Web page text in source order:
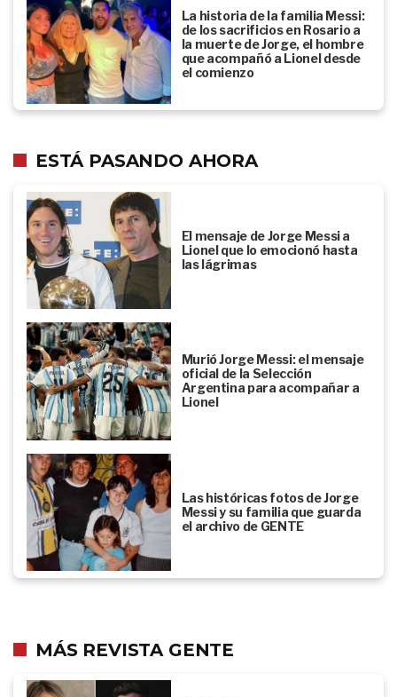
La historia de la familia Messi:
de los sacrificios en Rosario a
la muerte de Jorge, el hombre
que acompañó a Lionel desde
el comienzo
ESTÁ PASANDO AHORA
El mensaje de Jorge Messi a
Lionel que lo emocionó hasta
las lágrimas
Murió Jorge Messi: el mensaje
oficial de la Selección
Argentina para acompañar a
Lionel
Las históricas fotos de Jorge
Messi y su familia que guarda
el archivo de GENTE
MÁS REVISTA GENTE